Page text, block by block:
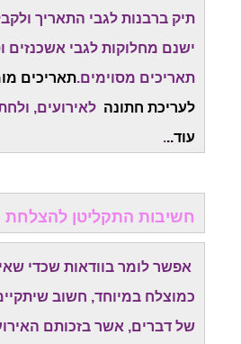
תיק ברבנות לגבי התאריך
ישנם מחלוקות לגבי אשכנזים
תאריכים מסוימים.תאריכים
לעריכת חתונה לאירועים,
עוד...
חשיבות התקליטן להצלחת
אפשר לומר בוודאות שכדי
כמוצלח במיוחד, חשוב
של דברים, אשר בזכותם האירוע